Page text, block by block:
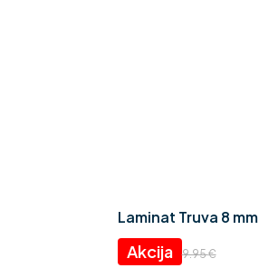
Laminat Truva 8 mm
9.95€